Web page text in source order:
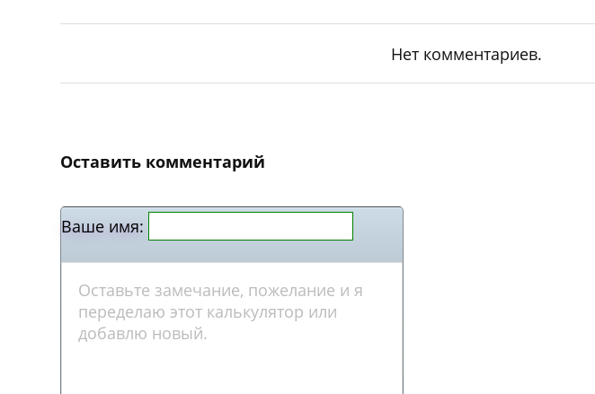
Нет комментариев.
Оставить комментарий
Ваше имя: